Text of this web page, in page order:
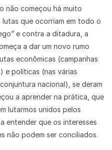
não começou há muito
lutas que ocorriam em todo o
e contra a ditadura, a
a dar um novo rumo
econômicas (campanhas
e políticas (nas várias
nacional), se deram
a aprender na prática, que
lutarmos unidos pelos
entender que os interesses
não podem ser conciliados.